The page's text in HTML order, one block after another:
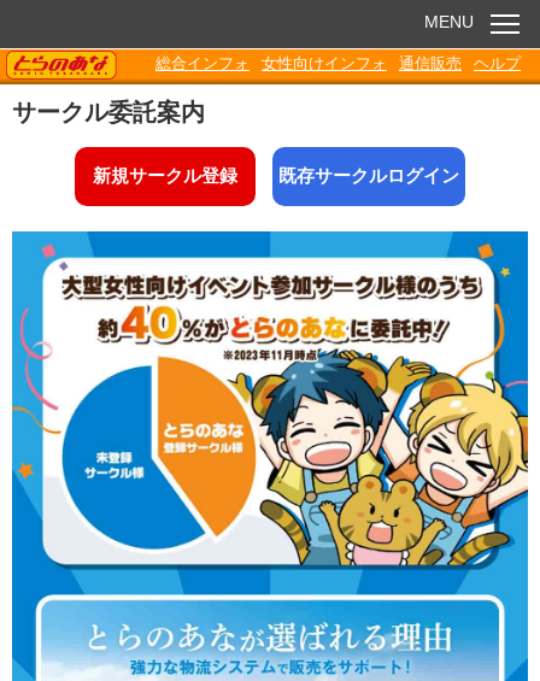
お知らせ
電子書籍
Q&A
各種ダウンロード
MENU
TORANOANA
総合インフォ 女性向けインフォ 通信販売 ヘルプ
サークル委託案内
新規サークル登録 既存サークルログイン